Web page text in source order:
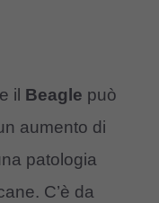
il Beagle può
aumento di
patologia
C’è da